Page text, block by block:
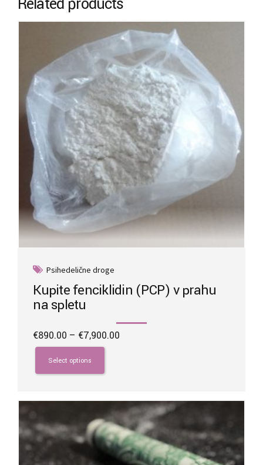
Psihedelične droge
Kupite fenciklidin (PCP) v prahu
na spletu
€890.00 – €7,900.00
Select options
This
product
has
options
may
chosen